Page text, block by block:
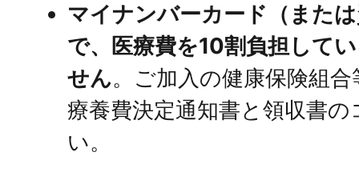
マイナンバーカード（また
で、医療費を10割負担して
せん。ご加入の健康保険組
療養費決定通知書と領収書
い。